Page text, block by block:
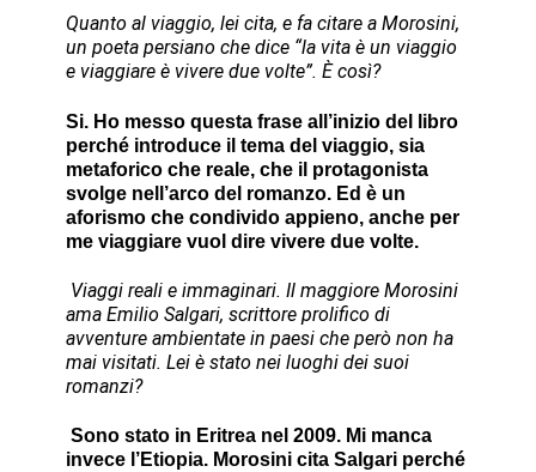
Quanto al viaggio, lei cita, e fa citare a Morosini,
un poeta persiano che dice “la vita è un viaggio
e viaggiare è vivere due volte”. È così?
Si. Ho messo questa frase all’inizio del libro
perché introduce il tema del viaggio, sia
metaforico che reale, che il protagonista
svolge nell’arco del romanzo. Ed è un
aforismo che condivido appieno, anche per
me viaggiare vuol dire vivere due volte.
Viaggi reali e immaginari. Il maggiore Morosini
ama Emilio Salgari, scrittore prolifico di
avventure ambientate in paesi che però non ha
mai visitati. Lei è stato nei luoghi dei suoi
romanzi?
Sono stato in Eritrea nel 2009. Mi manca
invece l’Etiopia. Morosini cita Salgari perché